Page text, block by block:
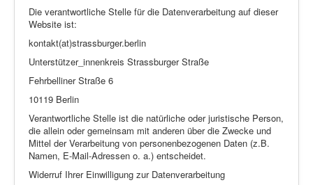
Die verantwortliche Stelle für die Datenverarbeitung auf dieser
Website ist:
kontakt(at)strassburger.berlin
Unterstützer_innenkreis Strassburger Straße
Fehrbelliner Straße 6
10119 Berlin
Verantwortliche Stelle ist die natürliche oder juristische Person,
die allein oder gemeinsam mit anderen über die Zwecke und
Mittel der Verarbeitung von personenbezogenen Daten (z.B.
Namen, E-Mail-Adressen o. a.) entscheidet.
Widerruf Ihrer Einwilligung zur Datenverarbeitung